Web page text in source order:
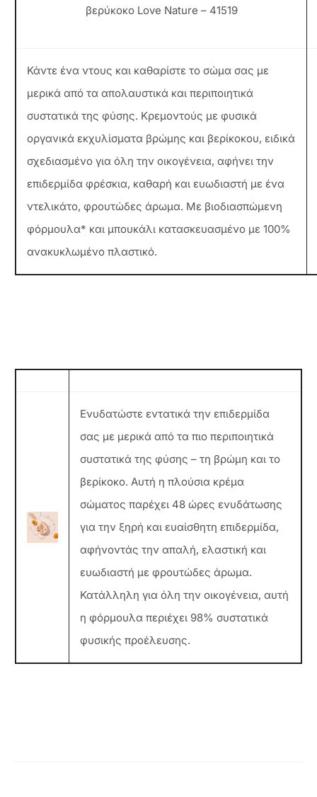
βερύκοκο Love Nature – 41519
Κάντε ένα ντους και καθαρίστε το σώμα σας με
μερικά από τα απολαυστικά και περιποιητικά
συστατικά της φύσης. Κρεμοντούς με φυσικά
οργανικά εκχυλίσματα βρώμης και βερίκοκου, ειδικά
σχεδιασμένο για όλη την οικογένεια, αφήνει την
επιδερμίδα φρέσκια, καθαρή και ευωδιαστή με ένα
ντελικάτο, φρουτώδες άρωμα. Με βιοδιασπώμενη
φόρμουλα* και μπουκάλι κατασκευασμένο με 100%
ανακυκλωμένο πλαστικό.
Ενυδατώστε εντατικά την επιδερμίδα
σας με μερικά από τα πιο περιποιητικά
συστατικά της φύσης – τη βρώμη και το
βερίκοκο. Αυτή η πλούσια κρέμα
σώματος παρέχει 48 ώρες ενυδάτωσης
για την ξηρή και ευαίσθητη επιδερμίδα,
αφήνοντάς την απαλή, ελαστική και
ευωδιαστή με φρουτώδες άρωμα.
Κατάλληλη για όλη την οικογένεια, αυτή
η φόρμουλα περιέχει 98% συστατικά
φυσικής προέλευσης.